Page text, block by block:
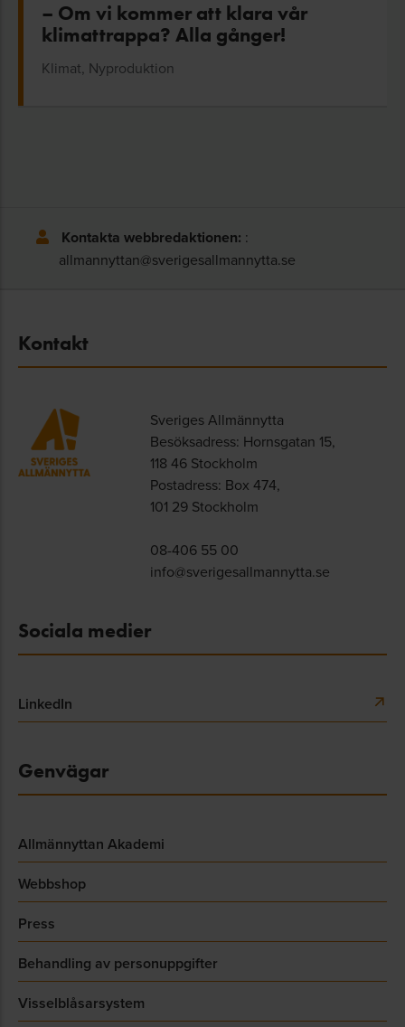
– Om vi kommer att klara vår
klimattrappa? Alla gånger!
Klimat, Nyproduktion
Kontakta webbredaktionen: :
allmannyttan@sverigesallmannytta.se
Kontakt
Sveriges Allmännytta
Besöksadress: Hornsgatan 15,
118 46 Stockholm
Postadress: Box 474,
101 29 Stockholm
08-406 55 00
info@sverigesallmannytta.se
Sociala medier
LinkedIn
Genvägar
Allmännyttan Akademi
Webbshop
Press
Behandling av personuppgifter
Visselblåsarsystem